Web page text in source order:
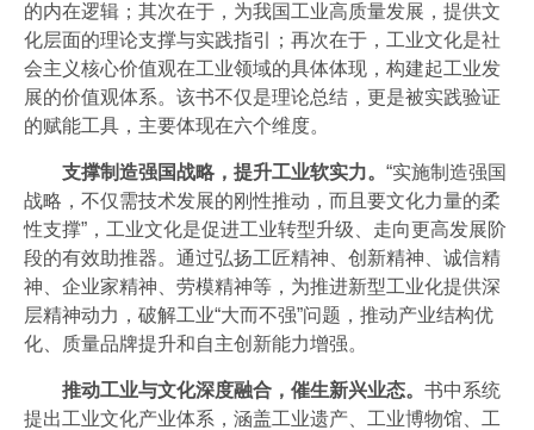
的内在逻辑；其次在于，为我国工业高质量发展，提供文
化层面的理论支撑与实践指引；再次在于，工业文化是社
会主义核心价值观在工业领域的具体体现，构建起工业发
展的价值观体系。该书不仅是理论总结，更是被实践验证
的赋能工具，主要体现在六个维度。
支撑制造强国战略，提升工业软实力。 “实施制造强国
战略，不仅需技术发展的刚性推动，而且要文化力量的柔
性支撑”，工业文化是促进工业转型升级、走向更高发展阶
段的有效助推器。通过弘扬‌工匠精神、创新精神、诚信精
神、企业家精神、劳模精神‌等，为推进新型工业化提供深
层精神动力，破解工业“大而不强”问题，推动产业结构优
化、质量品牌提升和自主创新能力增强‌。
推动工业与文化深度融合，催生新兴业态。 书中系统
提出‌工业文化产业体系‌，涵盖工业遗产、工业博物馆、工